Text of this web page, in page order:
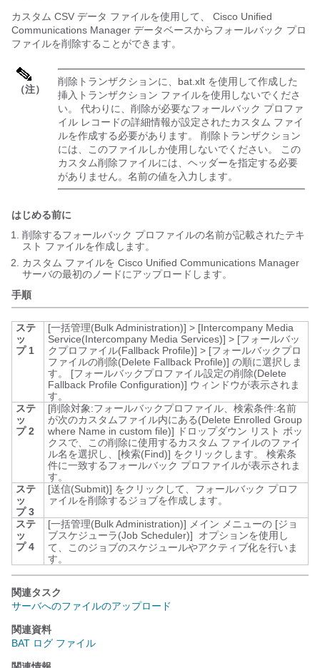
カスタム CSV データ ファイルを使用して、
Cisco Unified
Communications Manager データベースからフォールバック プロ
ファイルを削除することができます。
（注）
削除トランザクションに、bat.xlt を使用して作成した
挿入トランザクション ファイルを使用しないでくださ
い。 代わりに、削除が必要なフォールバック プロファ
イル レコードの詳細情報が設定されたカスタム ファイ
ルを作成する必要があります。 削除トランザクション
には、このファイルしか使用しないでください。 この
カスタム削除ファイルには、ヘッダーを指定する必要
がありません。名前の値を入力します。
はじめる前に
削除するフォールバック プロファイルの名前が記載されたテキ
スト ファイルを作成します。
カスタム ファイルを Cisco Unified Communications Manager
サーバの最初のノードにアップロードします。
手順
ステ
ッ
プ 1
[一括管理(Bulk Administration)] > [Intercompany Media
Service(Intercompany Media Services)] > [フォールバッ
クプロファイル(Fallback Profile)] > [フォールバックプロ
ファイルの削除(Delete Fallback Profile)] の順に選択しま
す。 [フォールバックプロファイル設定の削除(Delete
Fallback Profile Configuration)] ウィンドウが表示されま
す。
ステ
ッ
プ 2
[削除対象:フォールバックプロファイル、検索条件:名前
が次のカスタムファイル内にある(Delete Enrolled Group
where Name in custom file)]
ドロップダウン リスト ボッ
クスで、この削除に使用するカスタム ファイルのファイ
ル名を選択し、 [検索(Find)] をクリックします。 検索条
件に一致するフォールバック プロファイルが表示されま
す。
ステ
ッ
プ 3
[送信(Submit)] をクリックして、フォールバック プロフ
ァイルを削除するジョブを作成します。
ステ
ッ
プ 4
[一括管理(Bulk Administration)] メイン メニューの [ジョ
ブスケジューラ(Job Scheduler)]
オプションを使用し
て、このジョブのスケジュールやアクティブ化を行いま
す。
関連タスク
サーバへのファイルのアップロード
関連資料
BAT ログ ファイル